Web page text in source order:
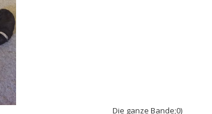
Die ganze Bande;0)